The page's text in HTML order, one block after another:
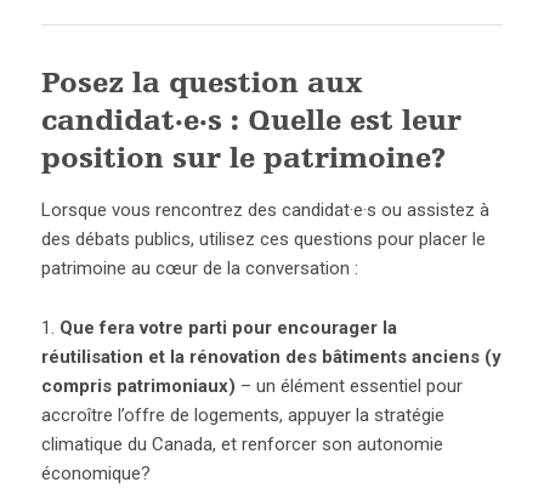
Posez la question aux
candidat·e·s : Quelle est leur
position sur le patrimoine?
Lorsque vous rencontrez des candidat·e·s ou assistez à
des débats publics, utilisez ces questions pour placer le
patrimoine au cœur de la conversation :
Que fera votre parti pour encourager la
réutilisation et la rénovation des bâtiments anciens (y
compris patrimoniaux) – un élément essentiel pour
accroître l’offre de logements, appuyer la stratégie
climatique du Canada, et renforcer son autonomie
économique?